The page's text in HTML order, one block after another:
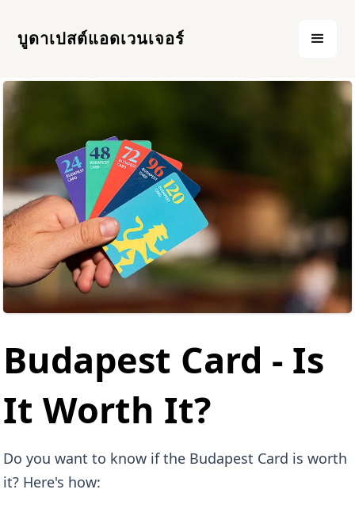
บูดาเปสต์แอดเวนเจอร์
Budapest Card - Is
It Worth It?
Do you want to know if the Budapest Card is worth
it? Here's how: